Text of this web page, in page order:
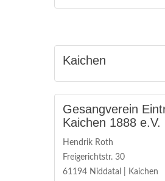
Kaichen
Gesangverein
Kaichen 1888 e.V.
Hendrik Roth
Freigerichtstr. 30
61194 Niddatal | Kaichen